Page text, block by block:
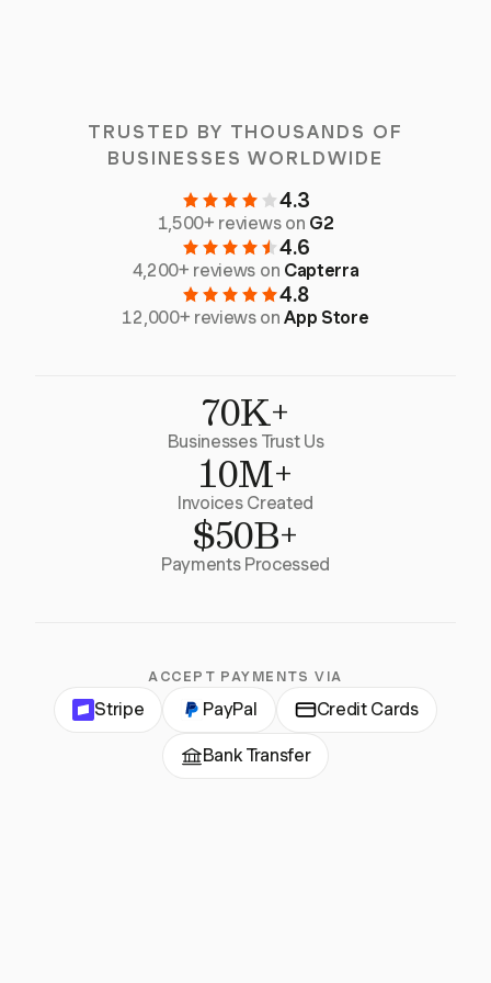
TRUSTED BY THOUSANDS OF
BUSINESSES WORLDWIDE
4.3
1,500+ reviews on G2
4.6
4,200+ reviews on Capterra
4.8
12,000+ reviews onApp Store
70K+
Businesses Trust Us
10M+
Invoices Created
$50B+
Payments Processed
ACCEPT PAYMENTS VIA
Stripe PayPal Credit Cards
Bank Transfer